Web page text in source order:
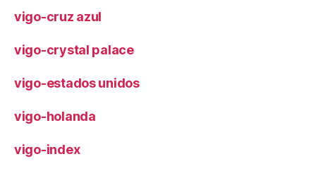
vigo-cruz azul
vigo-crystal palace
vigo-estados unidos
vigo-holanda
vigo-index